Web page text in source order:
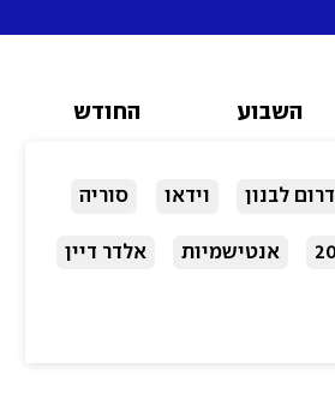
השבוע החודש
דרום לבנון וידאו סוריה
אנטישמיות אלדר דיין